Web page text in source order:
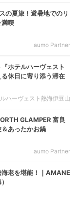
の夏旅！避暑地でのリ
満喫
aumo Partner
ホテルハーヴェスト
休日に寄り添う滞在
ハーヴェスト熱海伊豆山
GLAMPER 富良
あったかお鍋
aumo Partner
海老を堪能！｜AMANE